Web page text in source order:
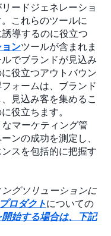
ードジェネレーショ
これらのツールに
導するのに役立つ
ンツールが含まれま
でブランドが見込み
役立つアウトバウン
ォームは、ブランド
見込み客を集めるこ
役立ちます。
マーケティング管
ンの成功を測定し、
スを包括的に把握す
グソリューションに
ロダクトについての
始する場合は、下記